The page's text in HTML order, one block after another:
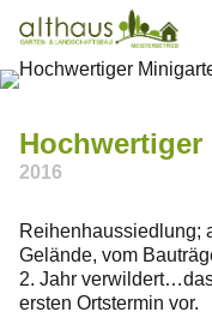
2016
Reihenhaussiedlung;
Gelände, vom
2. Jahr
ersten Ortstermin vor.